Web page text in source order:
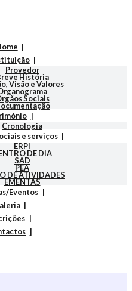
Provedor
História
Visão e Valores
Sociais
Cronologia
e serviços
ERPI
DE DIA
SAD
PEA
DE ATIVIDADES
EMENTAS
Eventos